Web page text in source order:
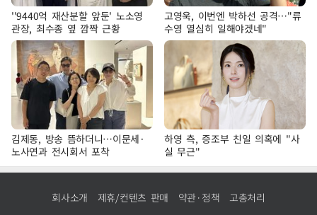
''9440억 재산분할 앞둔' 노소영
관장, 최수종 옆 깜짝 근황
고영욱, 이번엔 박하선 공격…"류
수영 열심히 일해야겠네"
김제동, 방송 뜸하더니…이문세·
노사연과 전시회서 포착
하영 측, 증조부 친일 의혹에 "사
실 무근"
회사소개 제휴/컨텐츠 판매 약관·정책 고충처리